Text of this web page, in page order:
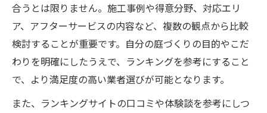
合うとは限りません。施工事例や得意分野、対応エリ
ア、アフターサービスの内容など、複数の観点から比較
検討することが重要です。自分の庭づくりの目的やこだ
わりを明確にしたうえで、ランキングを参考にすること
で、より満足度の高い業者選びが可能となります。
また、ランキングサイトの口コミや体験談を参考にしつ